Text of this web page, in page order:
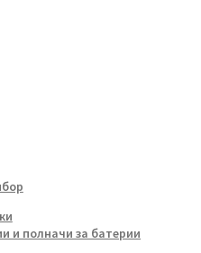
и полначи за батерии